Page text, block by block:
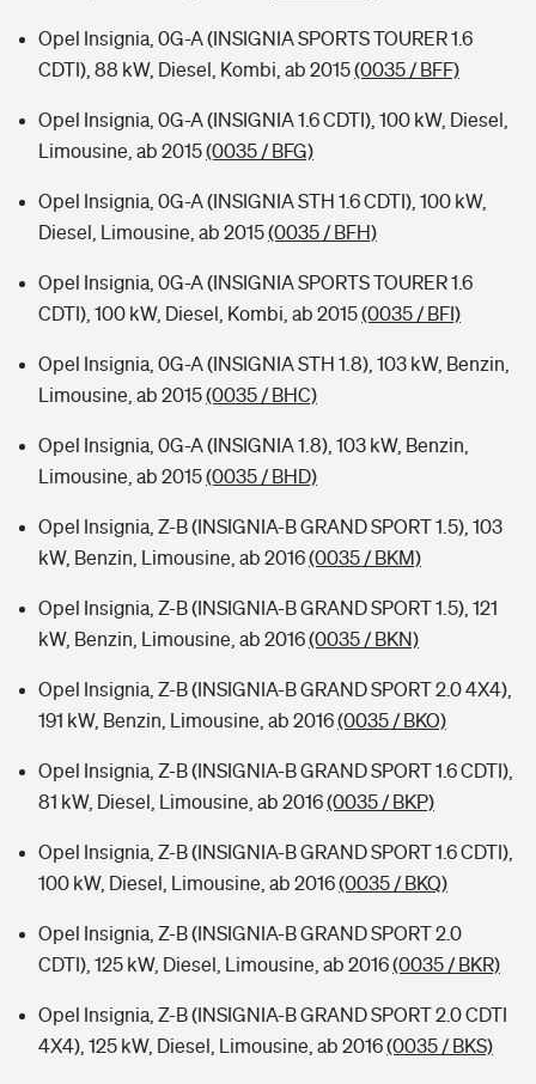
Opel Insignia, 0G-A (INSIGNIA SPORTS TOURER 1.6
CDTI), 88 kW, Diesel, Kombi, ab 2015(0035 / BFF)
Opel Insignia, 0G-A (INSIGNIA 1.6 CDTI), 100 kW, Diesel,
Limousine, ab 2015(0035 / BFG)
Opel Insignia, 0G-A (INSIGNIA STH 1.6 CDTI), 100 kW,
Diesel, Limousine, ab 2015(0035 / BFH)
Opel Insignia, 0G-A (INSIGNIA SPORTS TOURER 1.6
CDTI), 100 kW, Diesel, Kombi, ab 2015(0035 / BFI)
Opel Insignia, 0G-A (INSIGNIA STH 1.8), 103 kW, Benzin,
Limousine, ab 2015(0035 / BHC)
Opel Insignia, 0G-A (INSIGNIA 1.8), 103 kW, Benzin,
Limousine, ab 2015(0035 / BHD)
Opel Insignia, Z-B (INSIGNIA-B GRAND SPORT 1.5), 103
kW, Benzin, Limousine, ab 2016(0035 / BKM)
Opel Insignia, Z-B (INSIGNIA-B GRAND SPORT 1.5), 121
kW, Benzin, Limousine, ab 2016(0035 / BKN)
Opel Insignia, Z-B (INSIGNIA-B GRAND SPORT 2.0 4X4),
191 kW, Benzin, Limousine, ab 2016(0035 / BKO)
Opel Insignia, Z-B (INSIGNIA-B GRAND SPORT 1.6 CDTI),
81 kW, Diesel, Limousine, ab 2016(0035 / BKP)
Opel Insignia, Z-B (INSIGNIA-B GRAND SPORT 1.6 CDTI),
100 kW, Diesel, Limousine, ab 2016(0035 / BKQ)
Opel Insignia, Z-B (INSIGNIA-B GRAND SPORT 2.0
CDTI), 125 kW, Diesel, Limousine, ab 2016(0035 / BKR)
Opel Insignia, Z-B (INSIGNIA-B GRAND SPORT 2.0 CDTI
4X4), 125 kW, Diesel, Limousine, ab 2016(0035 / BKS)